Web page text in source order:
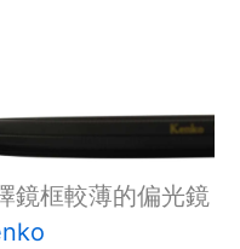
鏡框較薄的偏光鏡